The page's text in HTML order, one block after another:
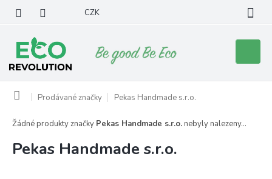
obsah
CZK
košík
Domů Prodávané značky Pekas Handmade s.r.o.
Pekas Handmade s.r.o.
Žádné produkty značky Pekas Handmade s.r.o. nebyly nalezeny...